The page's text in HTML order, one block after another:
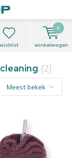
wishlist winkelwagen
0
(2)